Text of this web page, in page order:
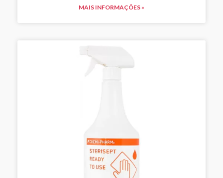
MAIS INFORMAÇÕES »